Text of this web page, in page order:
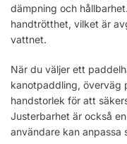
dämpning och
handtrötthet, vilket är
vattnet.
När du väljer ett
kanotpaddling, överväg
handstorlek för att
Justerbarhet är också
användare kan